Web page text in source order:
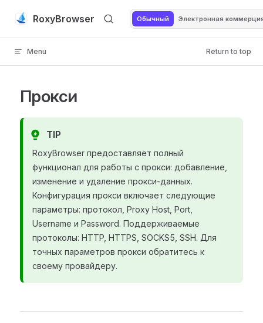
Skip to content
RoxyBrowser Обычный Электронная
Menu Return to top
Прокси
TIP
RoxyBrowser предоставляет полный
функционал для работы с прокси: добавление,
изменение и удаление прокси-данных.
Конфигурация прокси включает следующие
параметры: протокол, Proxy Host, Port,
Username и Password. Поддерживаемые
протоколы: HTTP, HTTPS, SOCKS5, SSH. Для
точных параметров прокси обратитесь к
своему провайдеру.